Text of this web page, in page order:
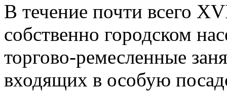
В течение почти всего
собственно городском
торгово-ремесленные
входящих в особую